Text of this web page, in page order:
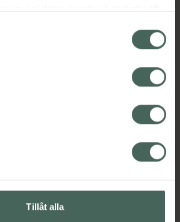
via webbplatsens
Ett återkallat samtycke påverkar inte
som skett innan återkallelsen.
Tillåt alla
Visa
Visa
Visa